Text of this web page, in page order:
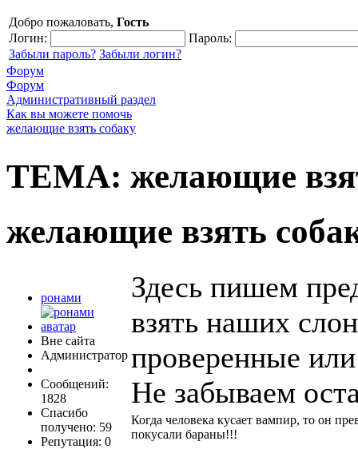
Добро пожаловать, Гость
Логин:
Пароль:
Забыли пароль? Забыли логин?
Форум
Форум
Административный раздел
Как вы можете помочь
желающие взять собаку
ТЕМА: желающие
желающие взять
ронами
Вне сайта
Администратор
Сообщений:
1828
Спасибо
получено: 59
Репутация: 0
Здесь пишем
взять наших
проверенные
Не забываем
Когда человека кусает вампир, то он
покусали бараны!!!